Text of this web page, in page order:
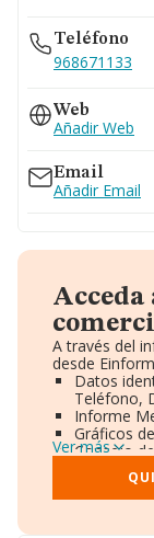
Teléfono
968671133
Web
Añadir Web
Email
Añadir Email
A través del
desde
Datos
Teléfono,
Informe
Gráficos
Consejo
Directivos
Ver más